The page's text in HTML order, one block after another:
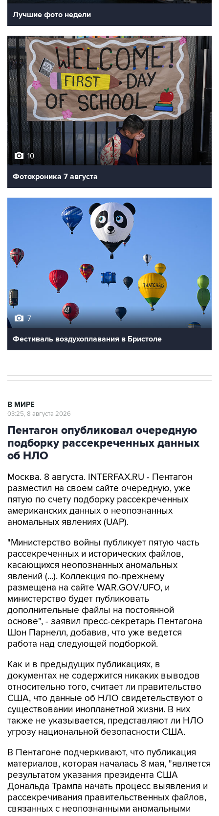
10
Фотохроника 7 августа
Фестиваль воздухоплавания в Бристоле
Пентагон опубликовал очередную
подборку рассекреченных данных
об НЛО
Москва. 8 августа. INTERFAX.RU - Пентагон
пятую по счету подборку рассекреченных
американских данных о неопознанных
аномальных явлениях (UAP).
"Министерство войны публикует пятую часть
касающихся неопознанных аномальных
явлений (...). Коллекция по-прежнему
размещена на сайте WAR.GOV/UFO, и
министерство будет публиковать
дополнительные файлы на постоянной
основе", - заявил пресс-секретарь Пентагона
Шон Парнелл, добавив, что уже ведется
работа над следующей подборкой.
Как и в предыдущих публикациях, в
относительно того, считает ли правительство
США, что данные об НЛО свидетельствуют о
существовании инопланетной жизни. В них
также не указывается, представляют ли НЛО
угрозу национальной безопасности США.
В Пентагоне подчеркивают, что публикация
результатом указания президента США
Дональда Трампа начать процесс выявления и
рассекречивания правительственных файлов,
связанных с неопознанными аномальными
явлениями, в интересах обеспечения полной
прозрачности".